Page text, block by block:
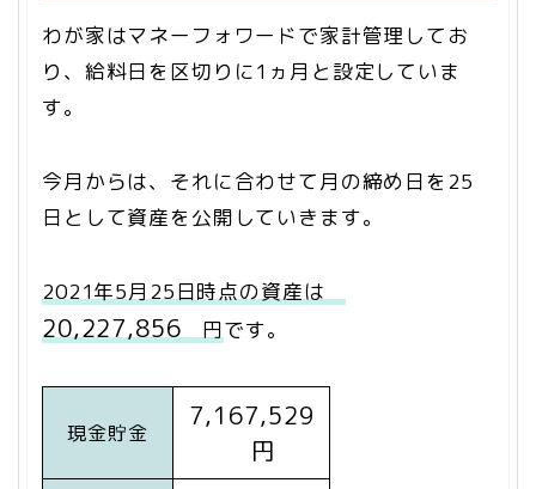
わが家はマネーフォワードで家計管理してお
り、給料日を区切りに1ヵ月と設定していま
す。
今月からは、それに合わせて月の締め日を25
日として資産を公開していきます。
2021年5月25日時点の資産は
20,227,856 円です。
現金貯金
7,167,529
円